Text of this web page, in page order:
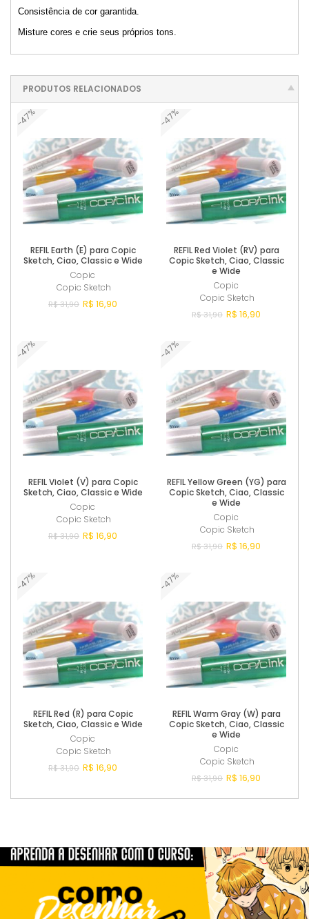
Consistência de cor garantida.
Misture cores e crie seus próprios tons.
PRODUTOS RELACIONADOS
-47%
REFIL Earth (E) para Copic
Sketch, Ciao, Classic e Wide
Copic
Copic Sketch
R$ 31,90 R$ 16,90
-47%
REFIL Red Violet (RV) para
Copic Sketch, Ciao, Classic
e Wide
Copic
Copic Sketch
R$ 31,90 R$ 16,90
-47%
REFIL Violet (V) para Copic
Sketch, Ciao, Classic e Wide
Copic
Copic Sketch
R$ 31,90 R$ 16,90
-47%
REFIL Yellow Green (YG) para
Copic Sketch, Ciao, Classic
e Wide
Copic
Copic Sketch
R$ 31,90 R$ 16,90
-47%
REFIL Red (R) para Copic
Sketch, Ciao, Classic e Wide
Copic
Copic Sketch
R$ 31,90 R$ 16,90
-47%
REFIL Warm Gray (W) para
Copic Sketch, Ciao, Classic
e Wide
Copic
Copic Sketch
R$ 31,90 R$ 16,90